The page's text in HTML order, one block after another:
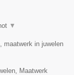
▼
maatwerk in juwelen
Maatwerk